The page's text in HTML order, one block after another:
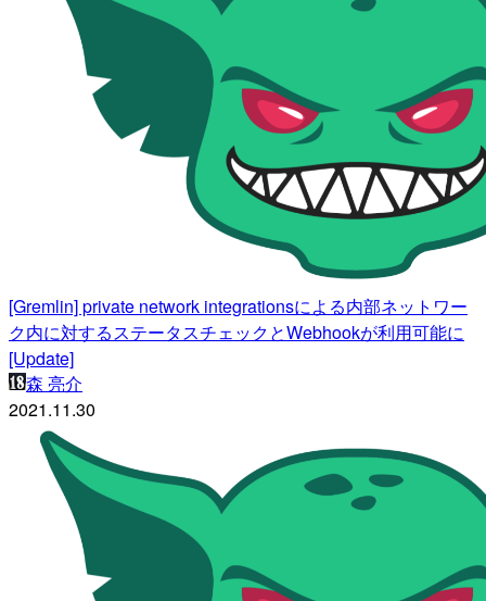
[Gremlin] private network integrationsによる内部ネットワー
ク内に対するステータスチェックとWebhookが利用可能に
[Update]
森 亮介
2021.11.30